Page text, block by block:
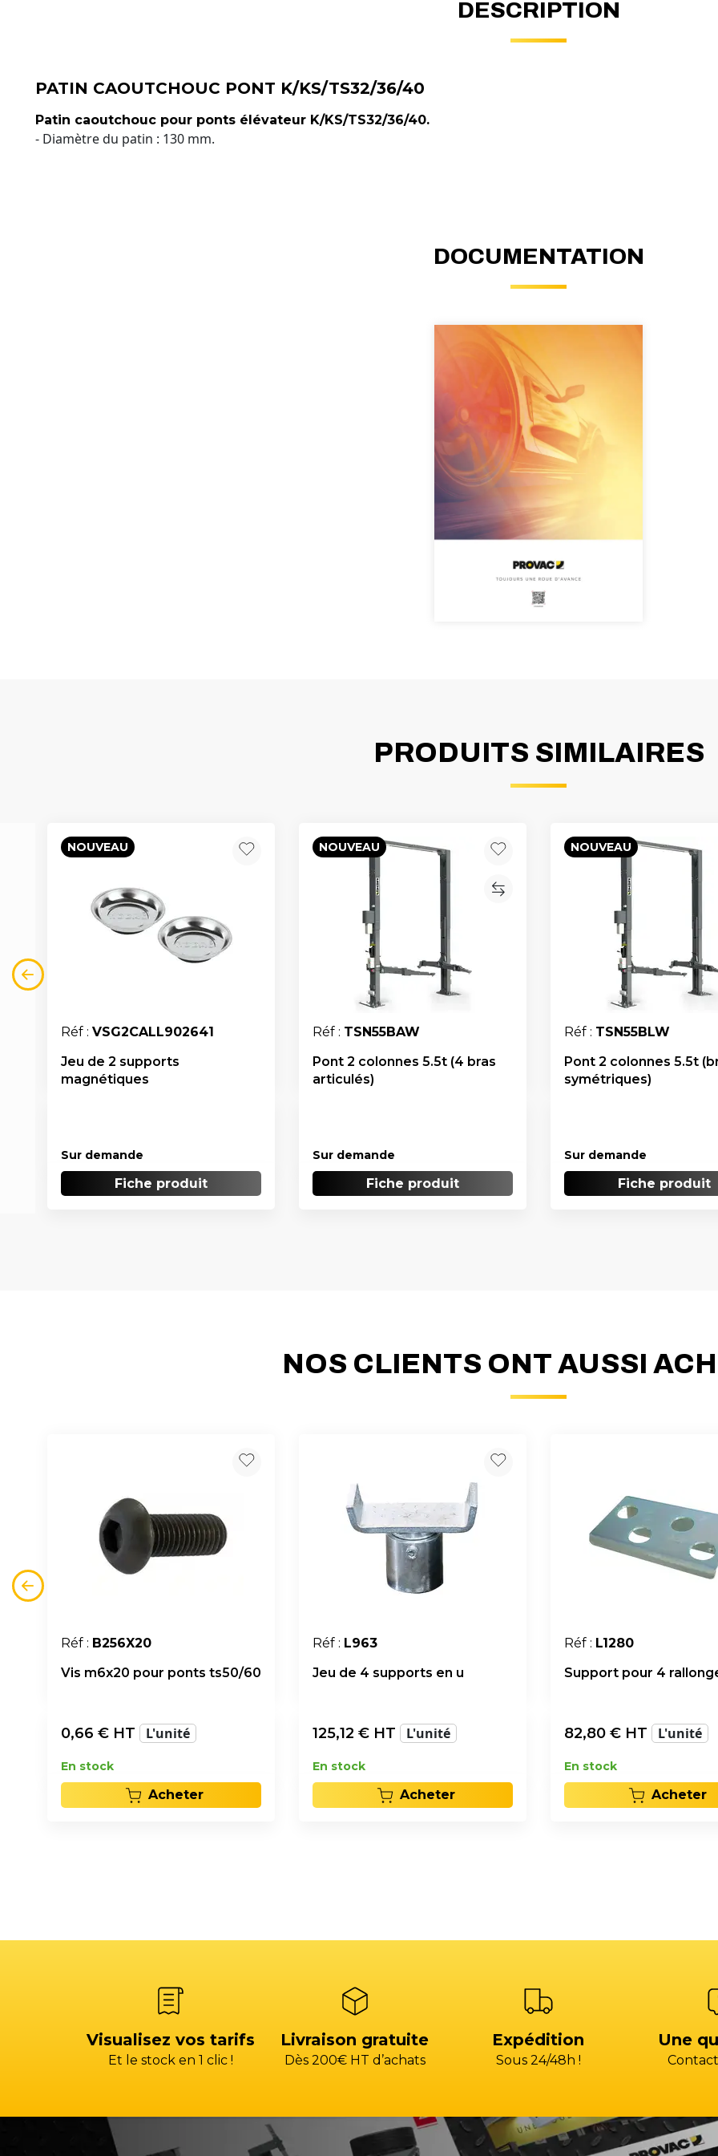
DESCRIPTION
PATIN CAOUTCHOUC PONT K/KS/TS32/36/40
Patin caoutchouc pour ponts élévateur K/KS/TS32/36/40.
- Diamètre du patin : 130 mm.
DOCUMENTATION
PRODUITS SIMILAIRES
NOUVEAU
Réf : VSG2CALL902641
Jeu de 2 supports
magnétiques
Sur demande
Fiche produit
NOUVEAU
Réf : TSN55BAW
Pont 2 colonnes 5.5t (4 bras
articulés)
Sur demande
Fiche produit
NOUVEAU
Réf : TSN55BLW
Pont 2 colonnes 5.5t
symétriques)
Sur demande
Fiche produit
NOS CLIENTS ONT AUSSI
Réf : B256X20
Vis m6x20 pour ponts ts50/60
0,66 € HT L'unité
En stock
Acheter
Réf : L963
Jeu de 4 supports en u
125,12 € HT L'unité
En stock
Acheter
Réf : L1280
Support pour 4
82,80 € HT L'unité
En stock
Acheter
Visualisez vos tarifs
Et le stock en 1 clic !
Livraison gratuite
Dès 200€ HT d’achats
Expédition
Sous 24/48h !
Une